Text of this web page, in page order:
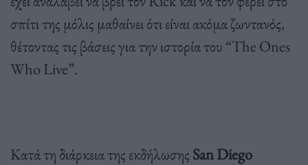
σπίτι της μόλις μαθαίνει ότι είναι ακόμα ζωντανός,
θέτοντας τις βάσεις για την ιστορία του “The Ones
Who Live”.
Κατά τη διάρκεια της εκδήλωσης San Diego